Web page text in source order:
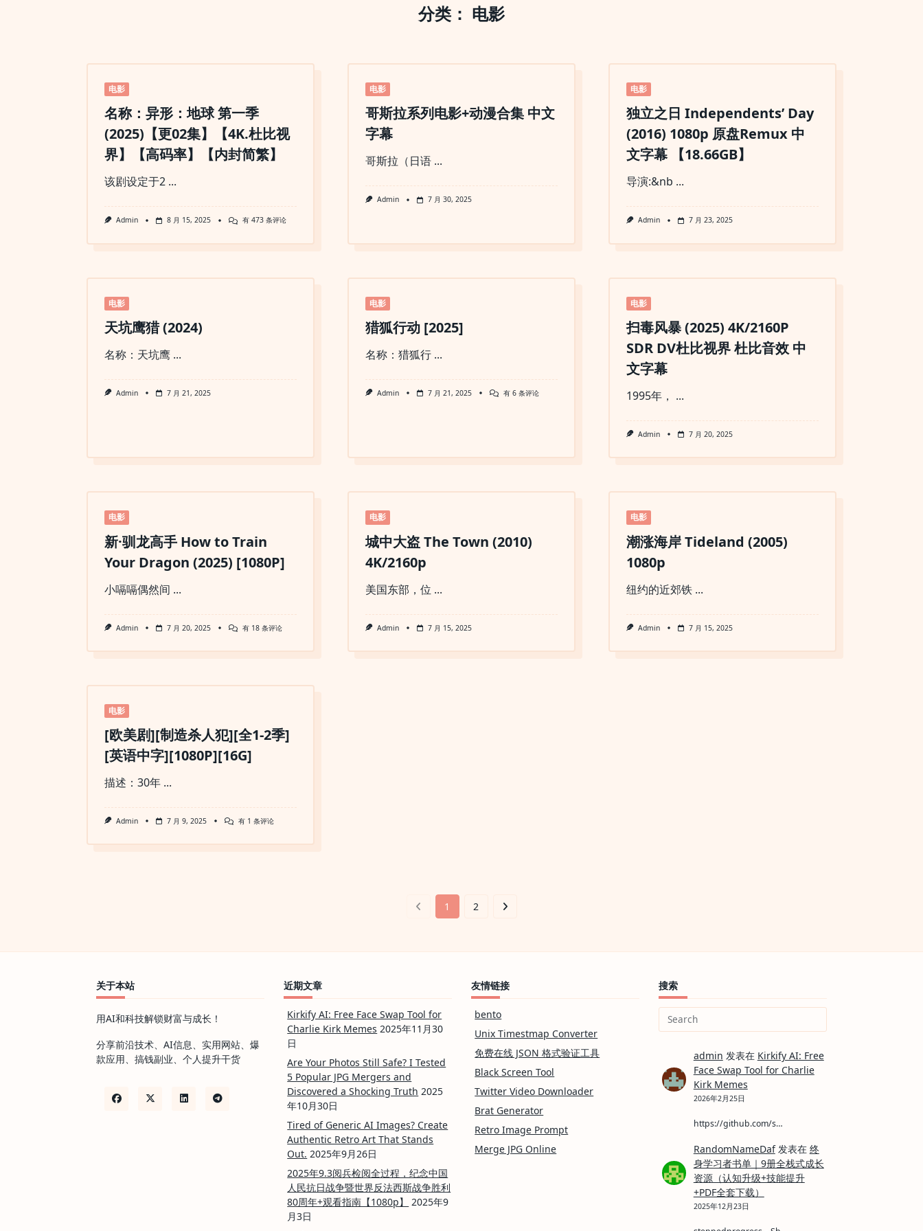
分类： 电影
电影
名称：异形：地球 第一季
(2025)【更02集】【4K.杜比视
界】【高码率】【内封简繁】
该剧设定于2 ...
Admin 8 月 15, 2025
名
第
简
有 473 条评论
电影
哥斯拉系列电影+动漫合集 中文
字幕
哥斯拉（日语 ...
Admin 7 月 30, 2025
电影
独立之日 Independents’ Day
(2016) 1080p 原盘Remux 中
文字幕 【18.66GB】
导演:&nb ...
Admin 7 月 23, 2025
电影
天坑鹰猎 (2024)
名称：天坑鹰 ...
Admin 7 月 21, 2025
电影
猎狐行动 [2025]
名称：猎狐行 ...
Admin 7 月 21, 2025
猎
有 6 条评论
电影
扫毒风暴‎ (2025) 4K/2160P
SDR DV杜比视界 杜比音效 中
文字幕
1995年， ...
Admin 7 月 20, 2025
电影
新·驯龙高手 How to Train
Your Dragon (2025) [1080P]
小嗝嗝偶然间 ...
Admin 7 月 20, 2025
新
How
Dragon
(2025)
[1080P]
有 18 条评论
电影
城中大盗 The Town (2010)
4K/2160p
美国东部，位 ...
Admin 7 月 15, 2025
电影
潮涨海岸 Tideland (2005)
1080p
纽约的近郊铁 ...
Admin 7 月 15, 2025
电影
[欧美剧][制造杀人犯][全1-2季]
[英语中字][1080P][16G]
描述：30年 ...
Admin 7 月 9, 2025
[欧
语
有 1 条评论
1 2
关于本站
用AI和科技解锁财富与成长！
分享前沿技术、AI信息、实用网站、爆
款应用、搞钱副业、个人提升干货
近期文章
Kirkify AI: Free Face Swap Tool for
Charlie Kirk Memes 2025年11月30
日
Are Your Photos Still Safe? I Tested
5 Popular JPG Mergers and
Discovered a Shocking Truth 2025
年10月30日
Tired of Generic AI Images? Create
Authentic Retro Art That Stands
Out. 2025年9月26日
2025年9.3阅兵检阅全过程，纪念中国
人民抗日战争暨世界反法西斯战争胜利
80周年+观看指南【1080p】
2025年9
月3日
友情链接
bento
Unix Timestmap Converter
免费在线 JSON 格式验证工具
Black Screen Tool
Twitter Video Downloader
Brat Generator
Retro Image Prompt
Merge JPG Online
搜索
Search
admin 发表在 Kirkify AI: Free
Face Swap Tool for Charlie
Kirk Memes
2026年2月25日
https://github.com/s…
RandomNameDaf发表在 终
身学习者书单｜9册全栈式成长
资源（认知升级+技能提升
+PDF全套下载）
2025年12月23日